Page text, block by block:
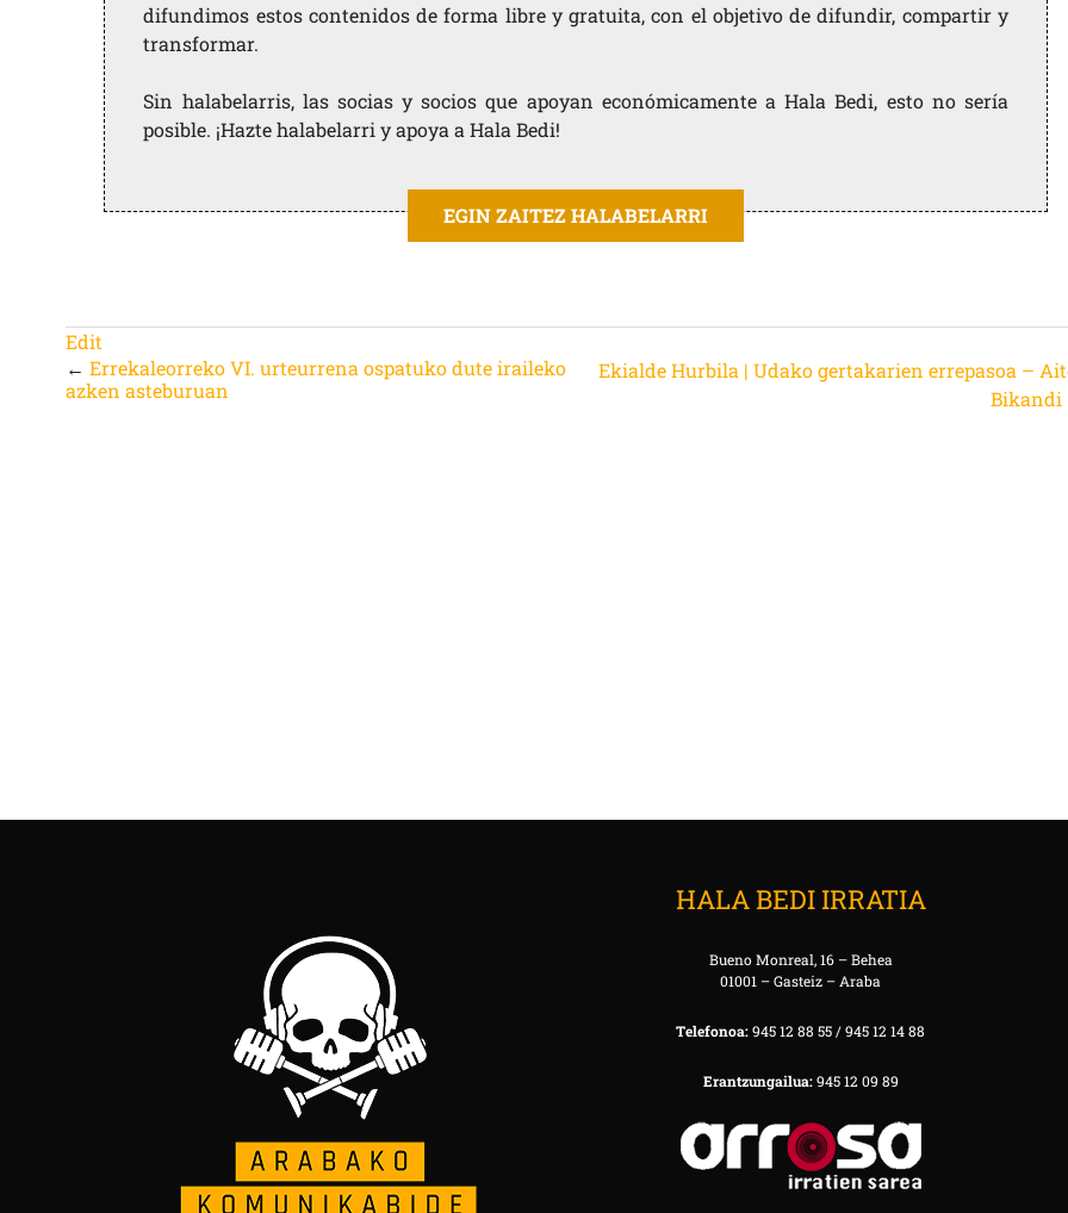
difundimos estos contenidos de forma libre y gratuita, con el objetivo de difundir, compartir y
transformar.
Sin halabelarris, las socias y socios que apoyan económicamente a Hala Bedi, esto no sería
posible. ¡Hazte halabelarri y apoya a Hala Bedi!
EGIN ZAITEZ HALABELARRI
Edit
←Errekaleorreko VI. urteurrena ospatuko dute iraileko
azken asteburuan
Ekialde Hurbila | Udako gertakarien errepasoa –
Bikandi
HALA BEDI IRRATIA
Bueno Monreal, 16 – Behea
01001 – Gasteiz – Araba
Telefonoa:945 12 88 55 / 945 12 14 88
Erantzungailua:945 12 09 89